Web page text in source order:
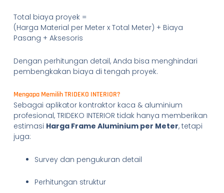
Total biaya proyek =
(Harga Material per Meter x Total Meter) + Biaya
Pasang + Aksesoris
Dengan perhitungan detail, Anda bisa menghindari
pembengkakan biaya di tengah proyek.
Mengapa Memilih TRIDEKO INTERIOR?
Sebagai aplikator kontraktor kaca & aluminium
profesional, TRIDEKO INTERIOR tidak hanya memberikan
estimasi Harga Frame Aluminium per Meter, tetapi
juga:
Survey dan pengukuran detail
Perhitungan struktur